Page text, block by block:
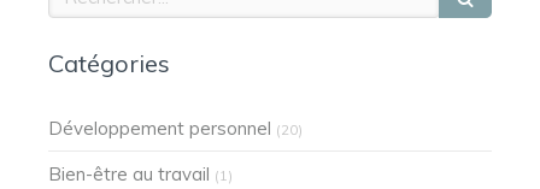
Catégories
Développement personnel (20)
Bien-être au travail (1)